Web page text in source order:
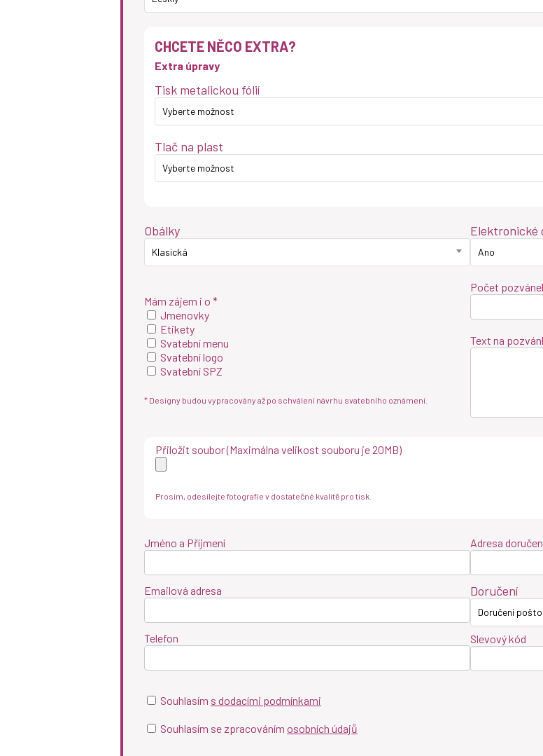
CHCETE NĚCO EXTRA?
Extra úpravy
Tisk metalickou fólií
Vyberte možnost
Tlač na plast
Vyberte možnost
Obálky
Klasická
Elektronické
Ano
Mám zájem i o *
Jmenovky
Etikety
Svatební menu
Svatební logo
Svatební SPZ
* Designy budou vypracovány až po schválení návrhu svatebního oznámení.
Počet
Text na
Přiložit soubor (Maximálna velikost souboru je 20MB)
Prosím, odesílejte fotografie v dostatečné kvalitě pro tisk.
Jméno a Příjmení
Emailová adresa
Telefon
Adresa
Doručení
Doručení
Slevový kód
Souhlasím s dodacími podmínkami
Souhlasím se zpracováním osobních údajů